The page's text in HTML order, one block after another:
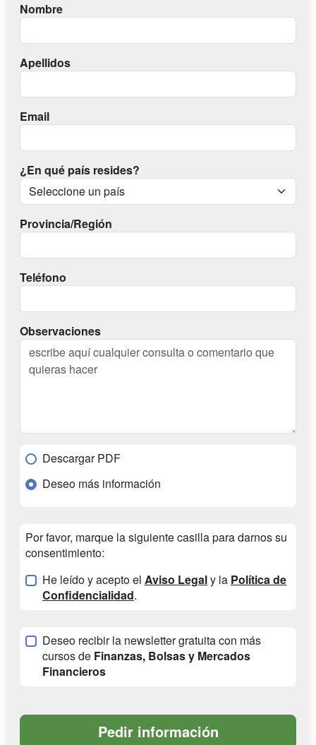
Nombre
Apellidos
Email
¿En qué país resides?
Provincia/Región
Teléfono
Observaciones
Descargar PDF
Deseo más información
Por favor, marque la siguiente casilla para darnos su
consentimiento:
He leído y acepto el Aviso Legaly la Política de
Confidencialidad.
Deseo recibir la newsletter gratuita con más
cursos de Finanzas, Bolsas y Mercados
Financieros